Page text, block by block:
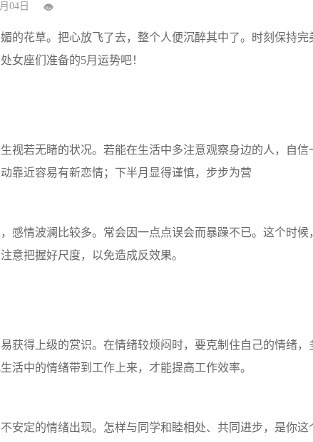
04日
的花草。把心放飞了去，整个人便沉醉其中了。时刻保持
女座们准备的5月运势吧！
若无睹的状况。若能在生活中多注意观察身边的人，自信
靠近容易有新恋情；下半月显得谨慎，步步为营
情波澜比较多。常会因一点点误会而暴躁不已。这个时候
意把握好尺度，以免造成反效果。
得上级的赏识。在情绪较烦闷时，要克制住自己的情绪，
活中的情绪带到工作上来，才能提高工作效率。
定的情绪出现。怎样与同学和睦相处、共同进步，是你这